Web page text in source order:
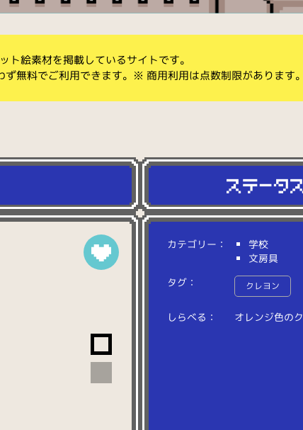
絵素材を掲載しているサイトです。
無料でご利用できます。※ 商用利用は点数制限があります。
カテゴリー：
学校
文房具
タグ：
クレヨン
しらべる： オ レ ンジ色のク